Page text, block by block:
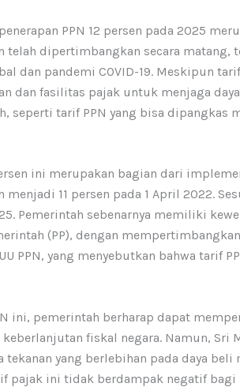
PPN 12 persen pada 2025
telah dipertimbangkan secara
dan pandemi COVID-19. Meskipun
dan fasilitas pajak untuk menjaga
seperti tarif PPN yang bisa dipangkas
ini merupakan bagian dari
menjadi 11 persen pada 1 April 2022.
Pemerintah sebenarnya memiliki
(PP), dengan
PPN, yang menyebutkan bahwa
ini, pemerintah berharap dapat
fiskal negara. Namun,
yang berlebihan pada daya
pajak ini tidak berdampak negatif bagi